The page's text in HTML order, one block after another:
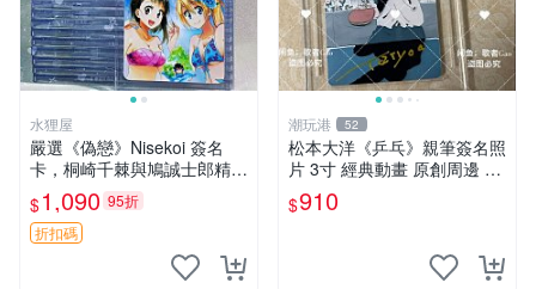
水狸屋
嚴選《偽戀》Nisekoi 簽名
卡，桐崎千棘與鳩誠士郎精美
周邊，3寸日版中古帶原裝卡
磚，國內直郵 偽戀 Nisekoi
簽名卡 桐崎千棘
$1,090 95折
折扣碼
潮玩港 52
松本大洋《乒乓》親筆簽名照
片 3寸 經典動畫 原創周邊 經
典動漫 周邊收藏 照片卡磚
$910